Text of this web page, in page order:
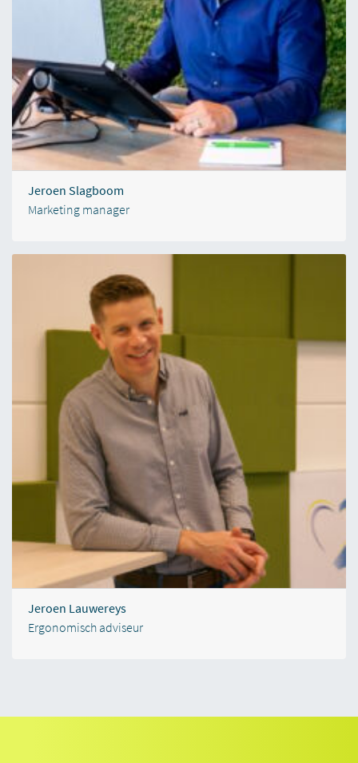
Jeroen Slagboom
Marketing manager
Jeroen Lauwereys
Ergonomisch adviseur